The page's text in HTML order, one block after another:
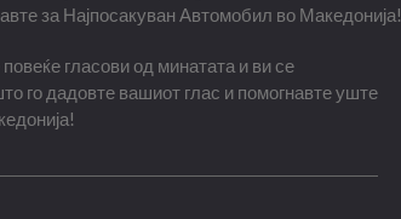
за Најпосакуван Автомобил во Македонија!
гласови од минатата и ви се
го дадовте вашиот глас и помогнавте уште